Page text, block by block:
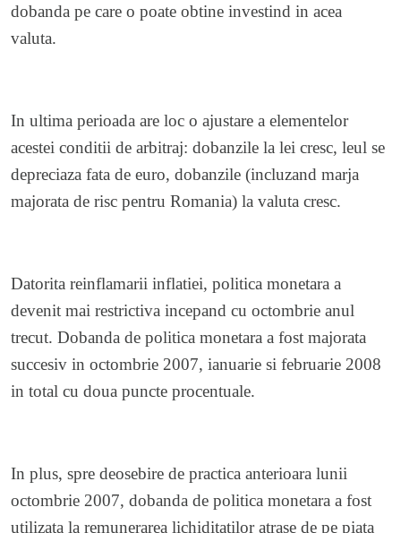
dobanda pe care o poate obtine investind in acea
valuta.
In ultima perioada are loc o ajustare a elementelor
acestei conditii de arbitraj: dobanzile la lei cresc, leul se
depreciaza fata de euro, dobanzile (incluzand marja
majorata de risc pentru Romania) la valuta cresc.
Datorita reinflamarii inflatiei, politica monetara a
devenit mai restrictiva incepand cu octombrie anul
trecut. Dobanda de politica monetara a fost majorata
succesiv in octombrie 2007, ianuarie si februarie 2008
in total cu doua puncte procentuale.
In plus, spre deosebire de practica anterioara lunii
octombrie 2007, dobanda de politica monetara a fost
utilizata la remunerarea lichiditatilor atrase de pe piata